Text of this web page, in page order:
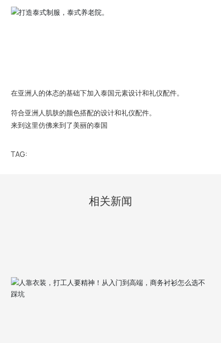
成衣系列
在亚洲人的体态的基础下加入泰国元素设计和礼仪配件。
符合亚洲人肌肤的颜色搭配的设计和礼仪配件。
来到这里仿佛来到了美丽的泰国
TAG:
相关新闻